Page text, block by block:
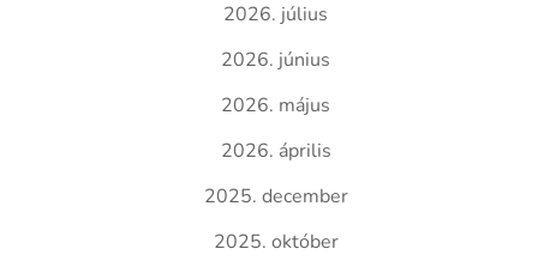
2026. július
2026. június
2026. május
2026. április
2025. december
2025. október